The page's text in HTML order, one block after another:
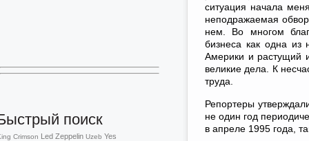
поиск
Crimson Led Zeppelin Uzeb Yes
ситуация начала
неподражаемая
нем. Во многом
бизнеса как одна
Америки и растущий
великие дела. К
труда.
Репортеры
не один год
в апреле 1995 года,